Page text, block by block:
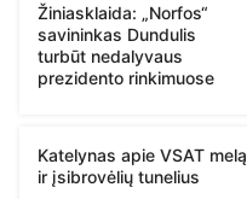
Žiniasklaida: „Norfos“
savininkas Dundulis
turbūt nedalyvaus
prezidento rinkimuose
Katelynas apie VSAT melą
ir įsibrovėlių tunelius